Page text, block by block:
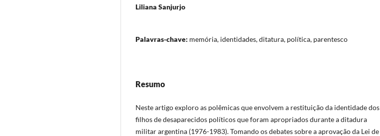
Liliana Sanjurjo
Palavras-chave: memória, identidades, ditatura, política, parentesco
Resumo
Neste artigo exploro as polêmicas que envolvem a restituição da identidade dos
filhos de desaparecidos políticos que foram apropriados durante a ditadura
militar argentina (1976-1983). Tomando os debates sobre a aprovação da Lei de